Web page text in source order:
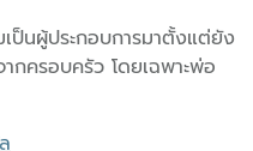
ผู้ประกอบการมาตั้งแต่ยัง
กครอบครัว โดยเฉพาะพ่อ